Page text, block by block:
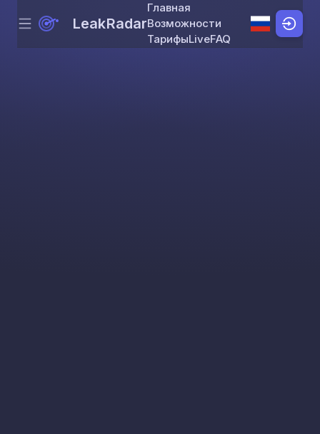
Skip to content
Menu LeakRadar
Главная
Возможности
ТарифыLiveFAQ